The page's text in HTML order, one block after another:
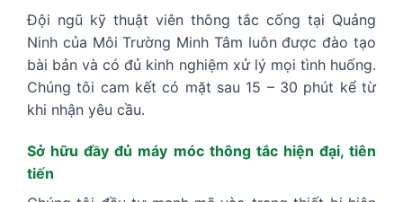
Đội ngũ kỹ thuật viên thông tắc cống tại Quảng
Ninh của Môi Trường Minh Tâm luôn được đào tạo
bài bản và có đủ kinh nghiệm xử lý mọi tình huống.
Chúng tôi cam kết có mặt sau 15 – 30 phút kể từ
khi nhận yêu cầu.
Sở hữu đầy đủ máy móc thông tắc hiện đại, tiên
tiến